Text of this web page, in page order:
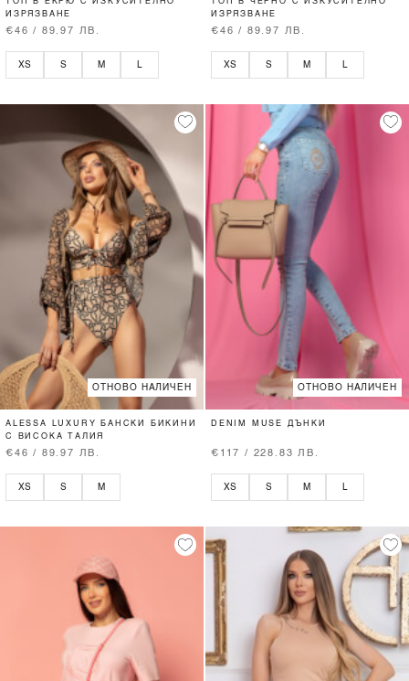
ИЗРЯЗВАНЕ
€46 / 89.97 ЛВ.
XS S M
ИЗРЯЗВАНЕ
€46 / 89.97 ЛВ.
XS S M
ОТНОВО НАЛИЧЕН
ALESSA LUXURY БАНСКИ БИКИНИ
С ВИСОКА ТАЛИЯ
€46 / 89.97 ЛВ.
XS S M
ОТНОВО НАЛИЧЕН
DENIM MUSE ДЪНКИ
€117 / 228.83 ЛВ.
XS S M L